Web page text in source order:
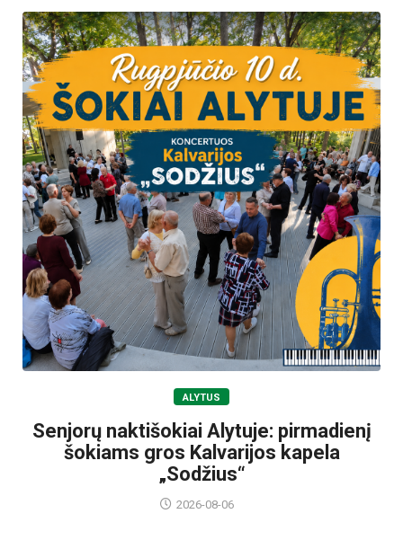
ALYTUS
Senjorų naktišokiai Alytuje: pirmadienį
šokiams gros Kalvarijos kapela
„Sodžius“
2026-08-06